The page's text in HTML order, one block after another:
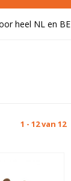
heel NL en BE
1 - 12 van 12